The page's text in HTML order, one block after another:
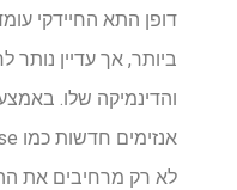
דופן התא החיידקי
ביותר, אך עדיין נותר
והדינמיקה שלו.
לא רק מרחיבים את